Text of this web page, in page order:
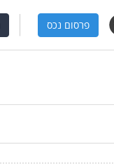
פרסום נכס